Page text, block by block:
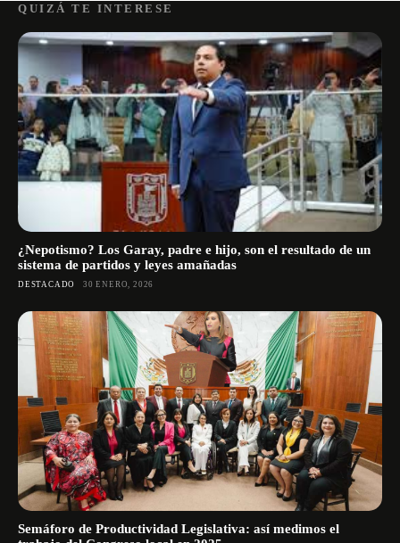
QUIZÁ TE INTERESE
¿Nepotismo? Los Garay, padre e hijo, son el resultado de un
sistema de partidos y leyes amañadas
DESTACADO 30 ENERO, 2026
Semáforo de Productividad Legislativa: así medimos el